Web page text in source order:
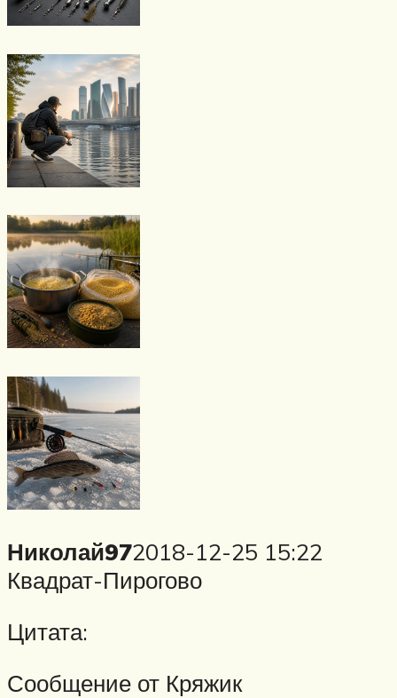
Николай972018-12-25 15:22
Квадрат-Пирогово
Цитата:
Сообщение от Кряжик